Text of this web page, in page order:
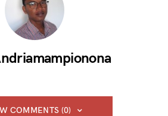
COMMENTS (0)